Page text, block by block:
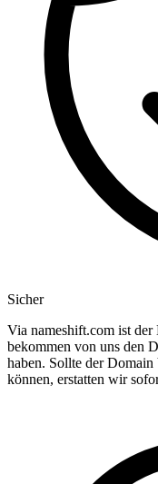
Sicher
Via nameshift.com ist der
bekommen von uns den
haben. Sollte der
können, erstatten wir